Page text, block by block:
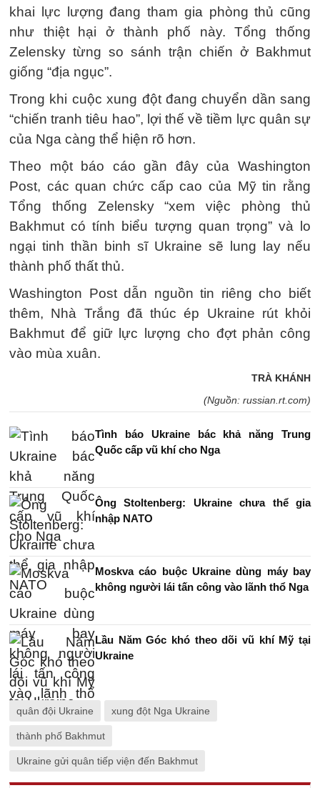
khai lực lượng đang tham gia phòng thủ cũng
như thiệt hại ở thành phố này. Tổng thống
Zelensky từng so sánh trận chiến ở Bakhmut
giống “địa ngục”.
Trong khi cuộc xung đột đang chuyển dần sang
“chiến tranh tiêu hao”, lợi thế về tiềm lực quân sự
của Nga càng thể hiện rõ hơn.
Theo một báo cáo gần đây của Washington
Post, các quan chức cấp cao của Mỹ tin rằng
Tổng thống Zelensky “xem việc phòng thủ
Bakhmut có tính biểu tượng quan trọng” và lo
ngại tinh thần binh sĩ Ukraine sẽ lung lay nếu
thành phố thất thủ.
Washington Post dẫn nguồn tin riêng cho biết
thêm, Nhà Trắng đã thúc ép Ukraine rút khỏi
Bakhmut để giữ lực lượng cho đợt phản công
vào mùa xuân.
TRÀ KHÁNH
(Nguồn: russian.rt.com)
Tình báo Ukraine bác khả năng Trung
Quốc cấp vũ khí cho Nga
Ông Stoltenberg: Ukraine chưa thể gia
nhập NATO
Moskva cáo buộc Ukraine dùng máy bay
không người lái tấn công vào lãnh thổ Nga
Lầu Năm Góc khó theo dõi vũ khí Mỹ tại
Ukraine
quân đội Ukraine xung đột Nga Ukraine
thành phố Bakhmut
Ukraine gửi quân tiếp viện đến Bakhmut